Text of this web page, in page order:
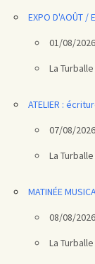
EXPO D'AOÛT
01/08/
La Turballe
ATELIER :
07/08/2026
La Turballe
MATINÉE
08/08/2026
La Turballe